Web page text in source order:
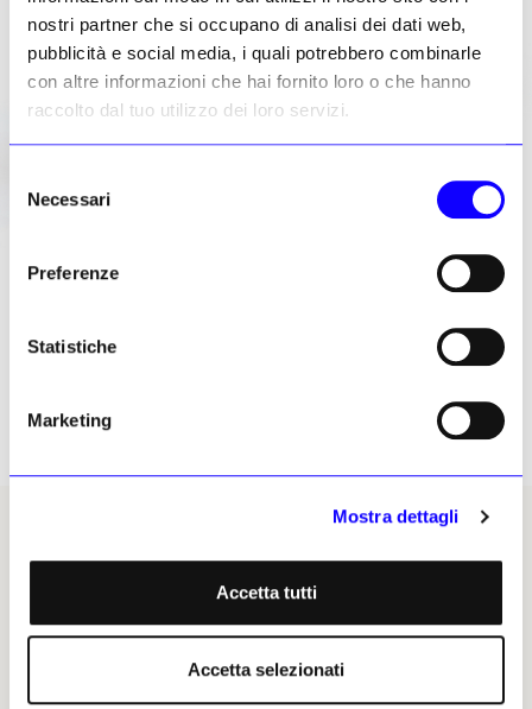
nostri partner che si occupano di analisi dei dati web,
pubblicità e social media, i quali potrebbero combinarle
con altre informazioni che hai fornito loro o che hanno
raccolto dal tuo utilizzo dei loro servizi.
delNecessari
Preferenze
Statistiche
Marketing
Mostra dettagli
Accetta tutti
Accetta selezionati
La valigetta in pelle marrone di Howard Carter che compare nella medesima vendita di
2026 | © Riproduzione